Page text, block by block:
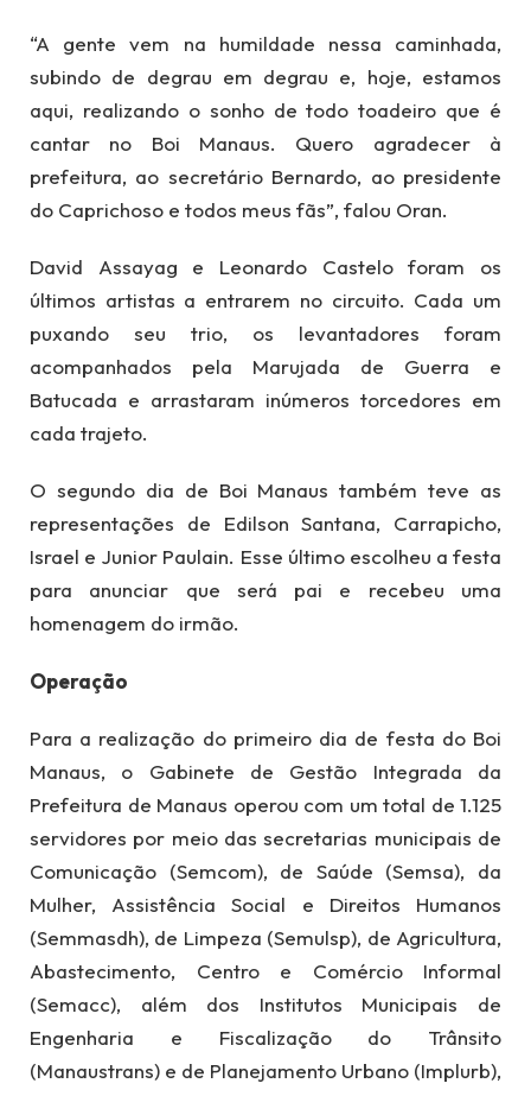
“A gente vem na humildade nessa caminhada,
subindo de degrau em degrau e, hoje, estamos
aqui, realizando o sonho de todo toadeiro que é
cantar no Boi Manaus. Quero agradecer à
prefeitura, ao secretário Bernardo, ao presidente
do Caprichoso e todos meus fãs”, falou Oran.
David Assayag e Leonardo Castelo foram os
últimos artistas a entrarem no circuito. Cada um
puxando seu trio, os levantadores foram
acompanhados pela Marujada de Guerra e
Batucada e arrastaram inúmeros torcedores em
cada trajeto.
O segundo dia de Boi Manaus também teve as
representações de Edilson Santana, Carrapicho,
Israel e Junior Paulain. Esse último escolheu a festa
para anunciar que será pai e recebeu uma
homenagem do irmão.
Operação
Para a realização do primeiro dia de festa do Boi
Manaus, o Gabinete de Gestão Integrada da
Prefeitura de Manaus operou com um total de 1.125
servidores por meio das secretarias municipais de
Comunicação (Semcom), de Saúde (Semsa), da
Mulher, Assistência Social e Direitos Humanos
(Semmasdh), de Limpeza (Semulsp), de Agricultura,
Abastecimento, Centro e Comércio Informal
(Semacc), além dos Institutos Municipais de
Engenharia e Fiscalização do Trânsito
(Manaustrans) e de Planejamento Urbano (Implurb),